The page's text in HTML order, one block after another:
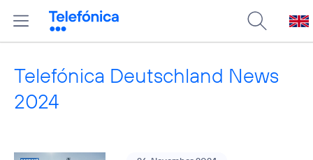
Telefónica Deutschland News
2024